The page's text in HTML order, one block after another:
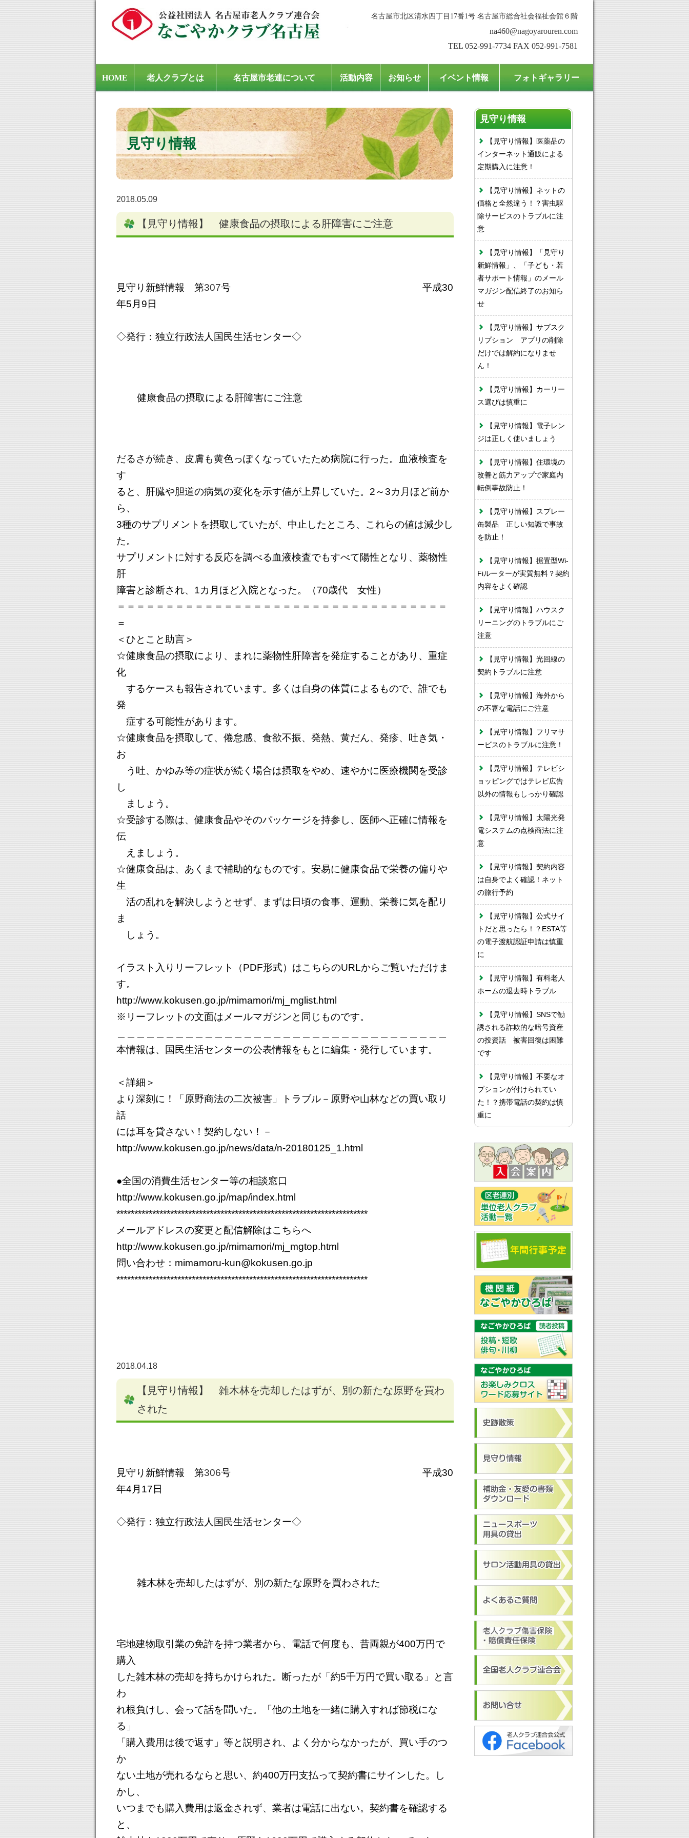
名古屋市北区清水四丁目17番1号 名古屋市総合社会福祉会館６階
na460@nagoyarouren.com
TEL 052-991-7734 FAX 052-991-7581
HOME 老人クラブとは 名古屋市老連について 活動内容 お知らせ イベント情報 フォトギャラリー
見守り情報
2018.05.09
【見守り情報】 健康食品の摂取による肝障害にご注意
見守り新鮮情報 第307号 平成30
年5月9日
◇発行：独立行政法人国民生活センター◇
健康食品の摂取による肝障害にご注意
だるさが続き、皮膚も黄色っぽくなっていたため病院に行った。血液検査を
す
ると、肝臓や胆道の病気の変化を示す値が上昇していた。2～3カ月ほど前か
ら、
3種のサプリメントを摂取していたが、中止したところ、これらの値は減少し
た。
サプリメントに対する反応を調べる血液検査でもすべて陽性となり、薬物性
肝
障害と診断され、1カ月ほど入院となった。（70歳代 女性）
＝＝＝＝＝＝＝＝＝＝＝＝＝＝＝＝＝＝＝＝＝＝＝＝＝＝＝＝＝＝＝＝＝＝
＝
＜ひとこと助言＞
☆健康食品の摂取により、まれに薬物性肝障害を発症することがあり、重症
化
するケースも報告されています。多くは自身の体質によるもので、誰でも
発
症する可能性があります。
☆健康食品を摂取して、倦怠感、食欲不振、発熱、黄だん、発疹、吐き気・
お
う吐、かゆみ等の症状が続く場合は摂取をやめ、速やかに医療機関を受診
し
ましょう。
☆受診する際は、健康食品やそのパッケージを持参し、医師へ正確に情報を
伝
えましょう。
☆健康食品は、あくまで補助的なものです。安易に健康食品で栄養の偏りや
生
活の乱れを解決しようとせず、まずは日頃の食事、運動、栄養に気を配り
ま
しょう。
イラスト入りリーフレット（PDF形式）はこちらのURLからご覧いただけま
す。
http://www.kokusen.go.jp/mimamori/mj_mglist.html
※リーフレットの文面はメールマガジンと同じものです。
本情報は、国民生活センターの公表情報をもとに編集・発行しています。
＜詳細＞
より深刻に！「原野商法の二次被害」トラブル－原野や山林などの買い取り
話
には耳を貸さない！契約しない！－
http://www.kokusen.go.jp/news/data/n-20180125_1.html
●全国の消費生活センター等の相談窓口
http://www.kokusen.go.jp/map/index.html
**********************************************************************
メールアドレスの変更と配信解除はこちらへ
http://www.kokusen.go.jp/mimamori/mj_mgtop.html
問い合わせ： mimamoru-kun@kokusen.go.jp
**********************************************************************
2018.04.18
【見守り情報】 雑木林を売却したはずが、別の新たな原野を買わ
された
見守り新鮮情報 第306号 平成30
年4月17日
◇発行：独立行政法人国民生活センター◇
雑木林を売却したはずが、別の新たな原野を買わされた
宅地建物取引業の免許を持つ業者から、電話で何度も、昔両親が400万円で
購入
した雑木林の売却を持ちかけられた。断ったが「約5千万円で買い取る」と言
わ
れ根負けし、会って話を聞いた。「他の土地を一緒に購入すれば節税にな
る」
「購入費用は後で返す」等と説明され、よく分からなかったが、買い手のつ
か
ない土地が売れるならと思い、約400万円支払って契約書にサインした。し
かし、
いつまでも購入費用は返金されず、業者は電話に出ない。契約書を確認する
と、
見守り情報
【見守り情報】医薬品の
インターネット通販による
定期購入に注意！
【見守り情報】ネットの
価格と全然違う！？害虫駆
除サービスのトラブルに注
意
【見守り情報】「見守り
新鮮情報」、「子ども・若
者サポート情報」のメール
マガジン配信終了のお知ら
せ
【見守り情報】サブスク
リプション アプリの削除
だけでは解約になりませ
ん！
【見守り情報】カーリー
ス選びは慎重に
【見守り情報】電子レン
ジは正しく使いましょう
【見守り情報】住環境の
改善と筋力アップで家庭内
転倒事故防止！
【見守り情報】スプレー
缶製品 正しい知識で事故
を防止！
【見守り情報】据置型Wi-
Fiルーターが実質無料？契約
内容をよく確認
【見守り情報】ハウスク
リーニングのトラブルにご
注意
【見守り情報】光回線の
契約トラブルに注意
【見守り情報】海外から
の不審な電話にご注意
【見守り情報】フリマサ
ービスのトラブルに注意！
【見守り情報】テレビシ
ョッピングではテレビ広告
以外の情報もしっかり確認
【見守り情報】太陽光発
電システムの点検商法に注
意
【見守り情報】契約内容
は自身でよく確認！ネット
の旅行予約
【見守り情報】公式サイ
トだと思ったら！？ESTA等
の電子渡航認証申請は慎重
に
【見守り情報】有料老人
ホームの退去時トラブル
【見守り情報】SNSで勧
誘される詐欺的な暗号資産
の投資話 被害回復は困難
です
【見守り情報】不要なオ
プションが付けられてい
た！？携帯電話の契約は慎
重に